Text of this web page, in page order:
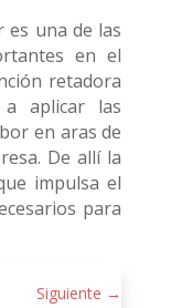
es una de las
en el
retadora
aplicar las
en aras de
De allí la
impulsa el
para
Siguiente →